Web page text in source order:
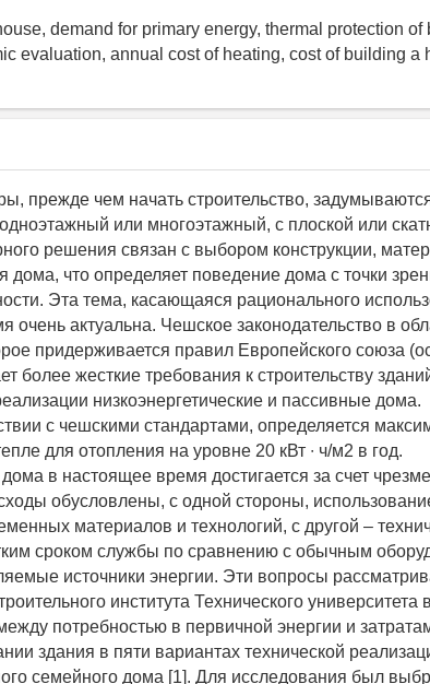
demand for primary energy, thermal protection of
evaluation, annual cost of heating, cost of building a
прежде чем начать строительство,
или многоэтажный, с плоской или
решения связан с выбором конструкции,
дома, что определяет поведение дома с точки
Эта тема, касающаяся рационального
очень актуальна. Чешское законодательство в
придерживается правил Европейского союза
более жесткие требования к строительству
низкоэнергетические и пассивные дома.
с чешскими стандартами, определяется
для отопления на уровне 20 кВт ∙ ч/м2 в год.
дома в настоящее время достигается за счет
обусловлены, с одной стороны,
материалов и технологий, с другой –
сроком службы по сравнению с обычным
источники энергии. Эти вопросы
института Технического университета
потребностью в первичной энергии и
здания в пяти вариантах технической
семейного дома [1]. Для исследования был